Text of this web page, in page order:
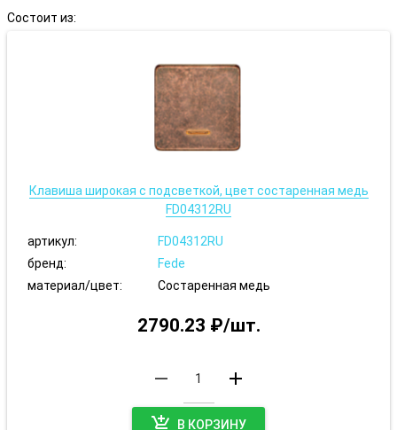
Состоит из:
Клавиша широкая с подсветкой, цвет состаренная медь
FD04312RU
артикул:
FD04312RU
бренд:
Fede
материал/цвет:
Состаренная медь
2790.23 ₽/шт.
remove add
add_shopping_cart В КОРЗИНУ